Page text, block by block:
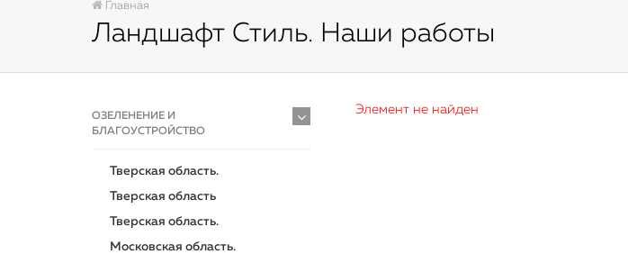
Главная
Ландшафт Стиль. Наши работы
ОЗЕЛЕНЕНИЕ И
БЛАГОУСТРОЙСТВО
Тверская область.
Тверская область
Тверская область.
Московская область.
Элемент не найден